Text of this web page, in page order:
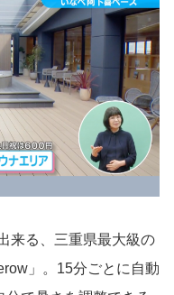
来る、三重県最大級の
」。15分ごとに自動